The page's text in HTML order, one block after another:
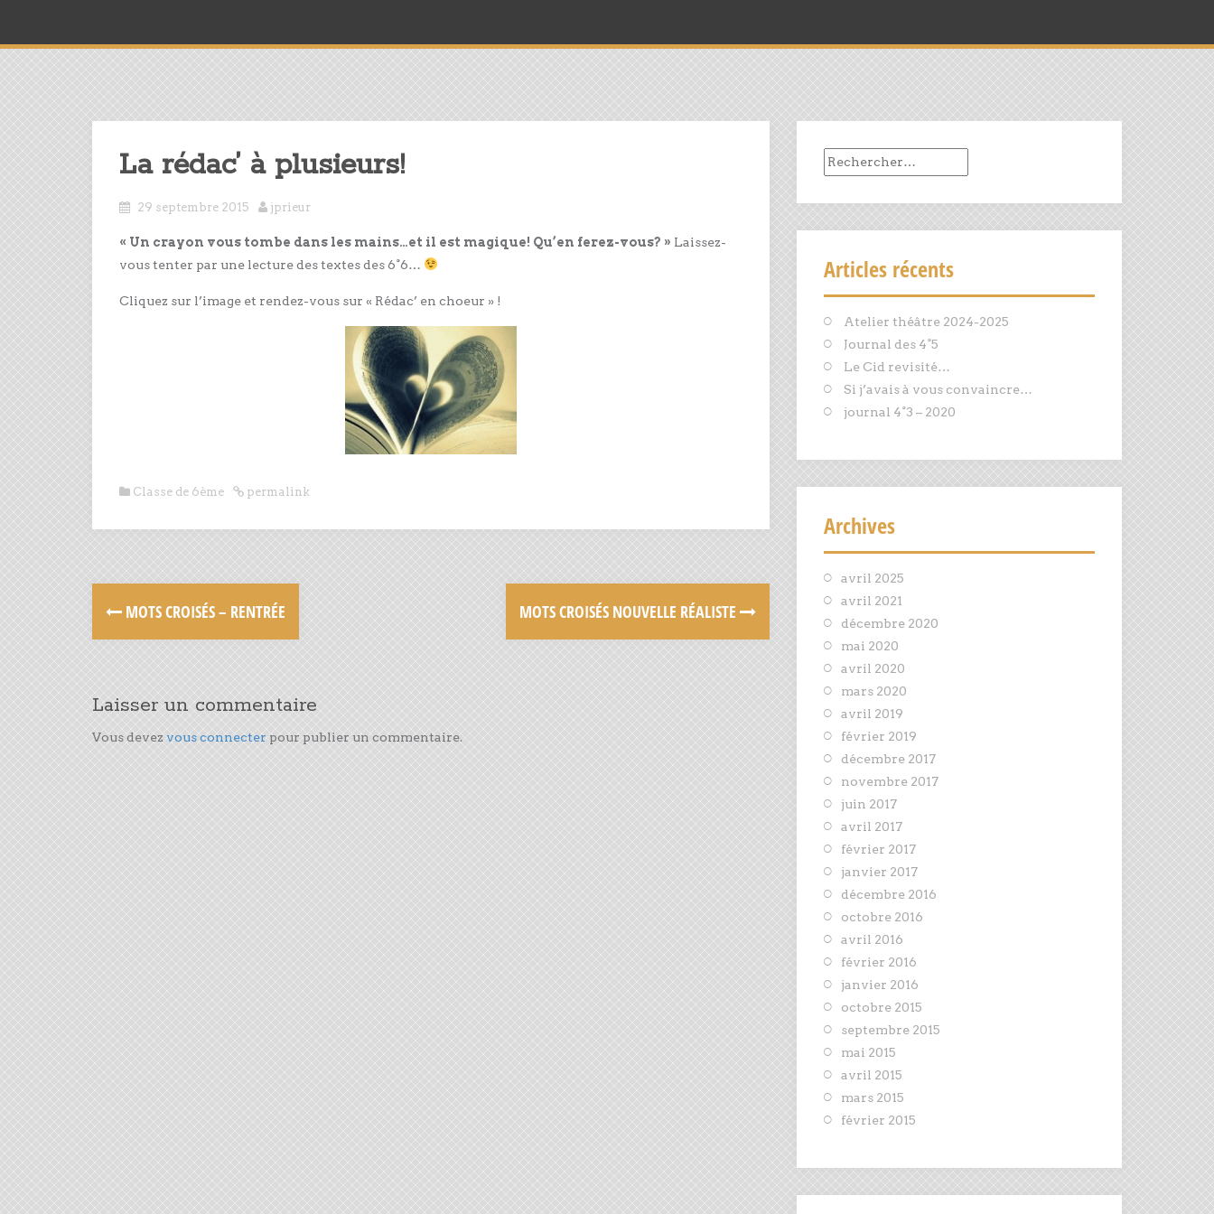
La rédac’ à plusieurs!
29 septembre 2015 jprieur
« Un crayon vous tombe dans les mains…et il est magique! Qu’en ferez-vous? » Laissez-
vous tenter par une lecture des textes des 6°6…
Cliquez sur l’image et rendez-vous sur « Rédac’ en choeur » !
Classe de 6ème permalink
MOTS CROISÉS – RENTRÉE MOTS CROISÉS NOUVELLE RÉALISTE
Laisser un commentaire
Vous devez vous connecter pour publier un commentaire.
Rechercher :
Articles récents
Atelier théâtre 2024-2025
Journal des 4°5
Le Cid revisité…
Si j’avais à vous convaincre…
journal 4°3 – 2020
Archives
avril 2025
avril 2021
décembre 2020
mai 2020
avril 2020
mars 2020
avril 2019
février 2019
décembre 2017
novembre 2017
juin 2017
avril 2017
février 2017
janvier 2017
décembre 2016
octobre 2016
avril 2016
février 2016
janvier 2016
octobre 2015
septembre 2015
mai 2015
avril 2015
mars 2015
février 2015